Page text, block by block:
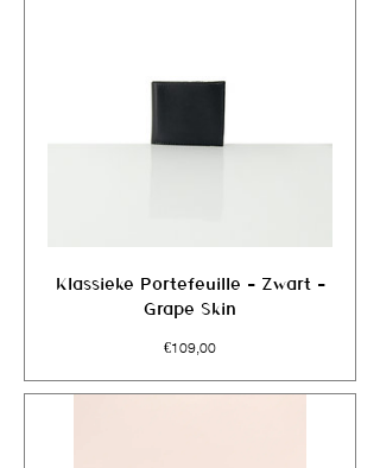
Klassieke Portefeuille – Zwart –
Grape Skin
€109,00Prijs